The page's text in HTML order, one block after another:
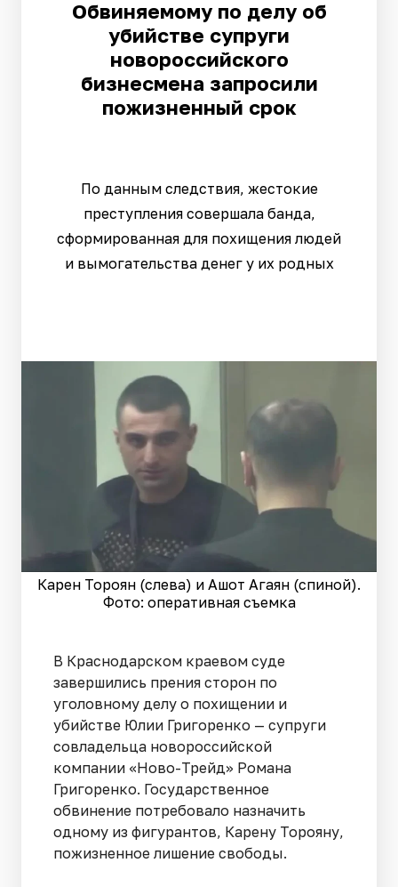
Обвиняемому по делу об
убийстве супруги
новороссийского
бизнесмена запросили
пожизненный срок
По данным следствия, жестокие
преступления совершала банда,
сформированная для похищения людей
и вымогательства денег у их родных
Карен Тороян (слева) и Ашот Агаян (спиной).
Фото: оперативная съемка
В Краснодарском краевом суде
завершились прения сторон по
уголовному делу о похищении и
убийстве Юлии Григоренко — супруги
совладельца новороссийской
компании «Ново-Трейд» Романа
Григоренко. Государственное
обвинение потребовало назначить
одному из фигурантов, Карену Торояну,
пожизненное лишение свободы.